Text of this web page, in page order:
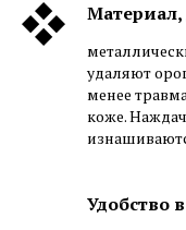
Материал,
удаляют
менее
коже.
Удобство